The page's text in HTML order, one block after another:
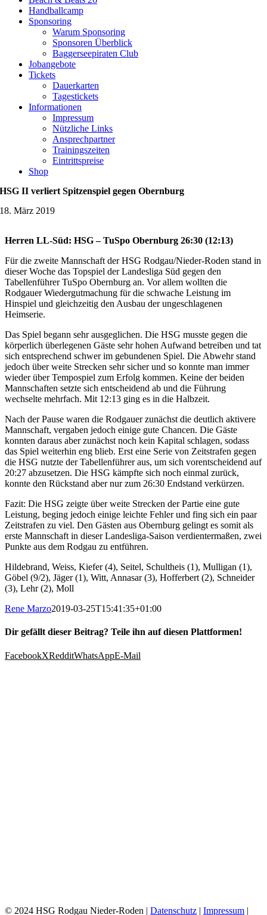
Handballcamp
Sponsoring
Warum Sponsoring
Sponsoren Überblick
Baggerseepiraten Club
Jobangebote
Tickets
Dauerkarten
Tagestickets
Informationen
Impressum
Nützliche Links
Ansprechpartner
Trainingszeiten
Eintrittspreise
Shop
HSG II verliert Spitzenspiel gegen Obernburg
18. März 2019
Herren LL-Süd: HSG – TuSpo Obernburg 26:30 (12:13)
Für die zweite Mannschaft der HSG Rodgau/Nieder-Roden stand in
dieser Woche das Topspiel der Landesliga Süd gegen den
Tabellenführer TuSpo Obernburg an. Vor allem wollten die
Rodgauer Wiedergutmachung für die schwache Leistung im
Hinspiel und gleichzeitig den Ausbau der ungeschlagenen
Heimserie.
Das Spiel begann sehr ausgeglichen. Die HSG musste gegen die
körperlich überlegenen Gäste sehr hohen Aufwand betreiben und tat
sich entsprechend schwer im gebundenen Spiel. Die Abwehr stand
jedoch über weite Strecken sehr sicher und so konnte man immer
wieder über Tempospiel zum Erfolg kommen. Keine der beiden
Mannschaften setzte sich entscheidend ab und die Führung
wechselte mehrfach. Mit 12:13 ging es in die Halbzeit.
Nach der Pause waren die Rodgauer zunächst die deutlich aktivere
Mannschaft, vergaben jedoch einige gute Chancen. Die Gäste
konnten daraus aber zunächst noch kein Kapital schlagen, sodass
das Spiel weiterhin eng blieb. Erst eine Serie von Zeitstrafen gegen
die HSG nutzte der Tabellenführer aus, um sich vorentscheidend auf
20:27 abzusetzen. Die HSG kämpfte sich noch einmal zurück,
konnte den Rückstand aber nur zum 26:30 Endstand verkürzen.
Fazit: Die HSG zeigte über weite Strecken der Partie eine gute
Leistung, beging jedoch einige leichte Fehler und fing sich ein paar
Zeitstrafen zu viel. Den Gästen aus Obernburg gelingt es somit als
erste Mannschaft in dieser Landesliga-Saison verdientermaßen, zwei
Punkte aus dem Rodgau zu entführen.
Hildebrand, Weiss, Kiefer (4), Seitel, Schultheis (1), Mulligan (1),
Göbel (9/2), Jäger (1), Witt, Annasar (3), Hofferbert (2), Schneider
(3), Lehr (2), Moll
Rene Marzo2019-03-25T15:41:35+01:00
Dir gefällt dieser Beitrag? Teile ihn auf diesen Plattformen!
FacebookXRedditWhatsAppE-Mail
© 2024 HSG Rodgau Nieder-Roden | Datenschutz | Impressum |